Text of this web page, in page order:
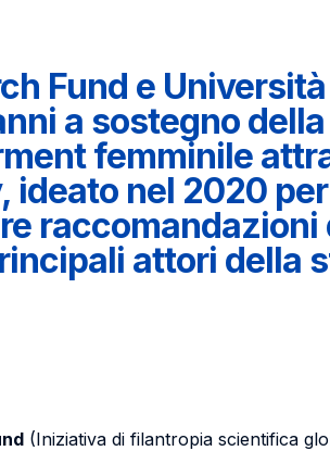
Fund e
a sostegno
femminile
ideato nel 2020
attori della
(Iniziativa di filantropia scientifica